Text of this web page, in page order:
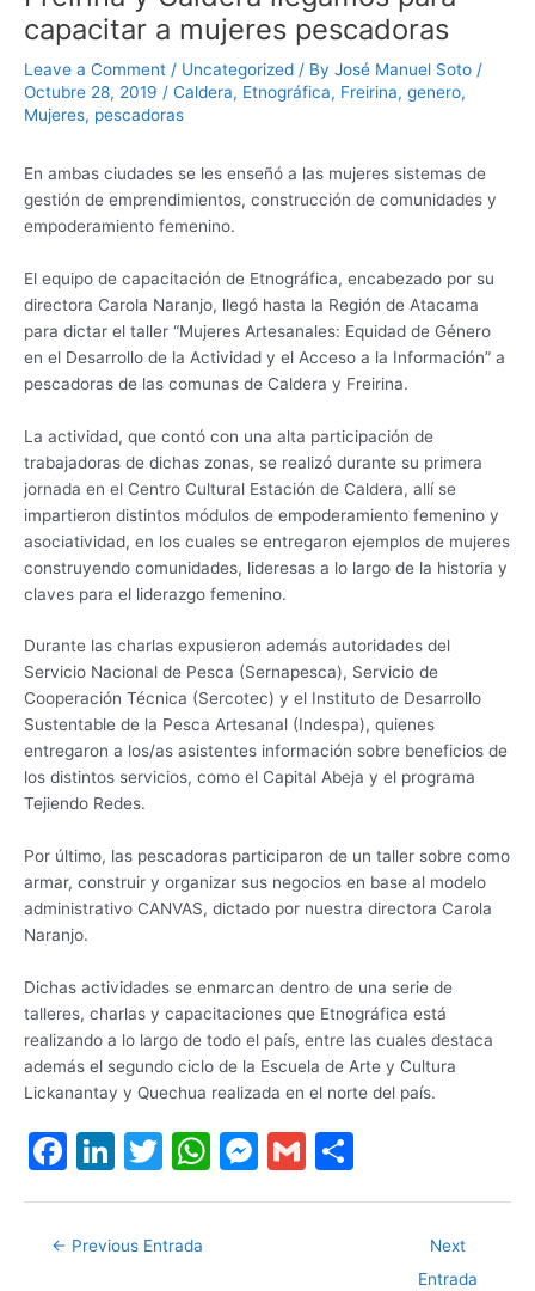
capacitar a mujeres pescadoras
Leave a Comment / Uncategorized / By José Manuel Soto /
Octubre 28, 2019 / Caldera, Etnográfica, Freirina, genero,
Mujeres, pescadoras
En ambas ciudades se les enseñó a las mujeres sistemas de
gestión de emprendimientos, construcción de comunidades y
empoderamiento femenino.
El equipo de capacitación de Etnográfica, encabezado por su
directora Carola Naranjo, llegó hasta la Región de Atacama
para dictar el taller “Mujeres Artesanales: Equidad de Género
en el Desarrollo de la Actividad y el Acceso a la Información” a
pescadoras de las comunas de Caldera y Freirina.
La actividad, que contó con una alta participación de
trabajadoras de dichas zonas, se realizó durante su primera
jornada en el Centro Cultural Estación de Caldera, allí se
impartieron distintos módulos de empoderamiento femenino y
asociatividad, en los cuales se entregaron ejemplos de mujeres
construyendo comunidades, lideresas a lo largo de la historia y
claves para el liderazgo femenino.
Durante las charlas expusieron además autoridades del
Servicio Nacional de Pesca (Sernapesca), Servicio de
Cooperación Técnica (Sercotec) y el Instituto de Desarrollo
Sustentable de la Pesca Artesanal (Indespa), quienes
entregaron a los/as asistentes información sobre beneficios de
los distintos servicios, como el Capital Abeja y el programa
Tejiendo Redes.
Por último, las pescadoras participaron de un taller sobre como
armar, construir y organizar sus negocios en base al modelo
administrativo CANVAS, dictado por nuestra directora Carola
Naranjo.
Dichas actividades se enmarcan dentro de una serie de
talleres, charlas y capacitaciones que Etnográfica está
realizando a lo largo de todo el país, entre las cuales destaca
además el segundo ciclo de la Escuela de Arte y Cultura
Lickanantay y Quechua realizada en el norte del país.
F
a
c
e
Li
n
e
T
w
itt
er
W
h
M
e
G
m h
← Previous Entrada
Next
Entrada